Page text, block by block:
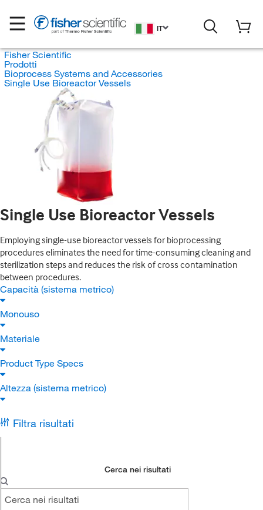
IT
Fisher Scientific
Prodotti
Bioprocess Systems and Accessories
Single Use Bioreactor Vessels
Single Use Bioreactor Vessels
Employing single-use bioreactor vessels for bioprocessing
procedures eliminates the need for time-consuming cleaning and
sterilization steps and reduces the risk of cross contamination
between procedures.
Capacità (sistema metrico)
Monouso
Materiale
Product Type Specs
Altezza (sistema metrico)
Filtra risultati
Cerca nei risultati